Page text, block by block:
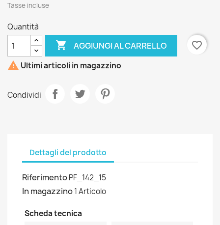
Tasse incluse
Quantità
 AGGIUNGI AL CARRELLO
favorite_border
 Ultimi articoli in magazzino
Condividi
Dettagli del prodotto
RiferimentoPF_142_15
In magazzino1 Articolo
Scheda tecnica